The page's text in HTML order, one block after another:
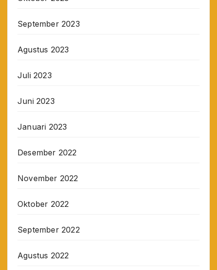
September 2023
Agustus 2023
Juli 2023
Juni 2023
Januari 2023
Desember 2022
November 2022
Oktober 2022
September 2022
Agustus 2022